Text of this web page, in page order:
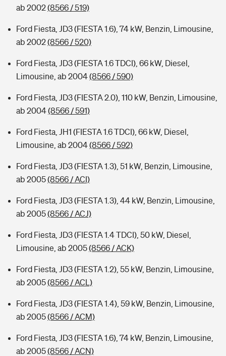
ab 2002(8566 / 519)
Ford Fiesta, JD3 (FIESTA 1.6), 74 kW, Benzin, Limousine,
ab 2002(8566 / 520)
Ford Fiesta, JD3 (FIESTA 1.6 TDCI), 66 kW, Diesel,
Limousine, ab 2004(8566 / 590)
Ford Fiesta, JD3 (FIESTA 2.0), 110 kW, Benzin, Limousine,
ab 2004(8566 / 591)
Ford Fiesta, JH1 (FIESTA 1.6 TDCI), 66 kW, Diesel,
Limousine, ab 2004(8566 / 592)
Ford Fiesta, JD3 (FIESTA 1.3), 51 kW, Benzin, Limousine,
ab 2005(8566 / ACI)
Ford Fiesta, JD3 (FIESTA 1.3), 44 kW, Benzin, Limousine,
ab 2005(8566 / ACJ)
Ford Fiesta, JD3 (FIESTA 1.4 TDCI), 50 kW, Diesel,
Limousine, ab 2005(8566 / ACK)
Ford Fiesta, JD3 (FIESTA 1.2), 55 kW, Benzin, Limousine,
ab 2005(8566 / ACL)
Ford Fiesta, JD3 (FIESTA 1.4), 59 kW, Benzin, Limousine,
ab 2005(8566 / ACM)
Ford Fiesta, JD3 (FIESTA 1.6), 74 kW, Benzin, Limousine,
ab 2005(8566 / ACN)